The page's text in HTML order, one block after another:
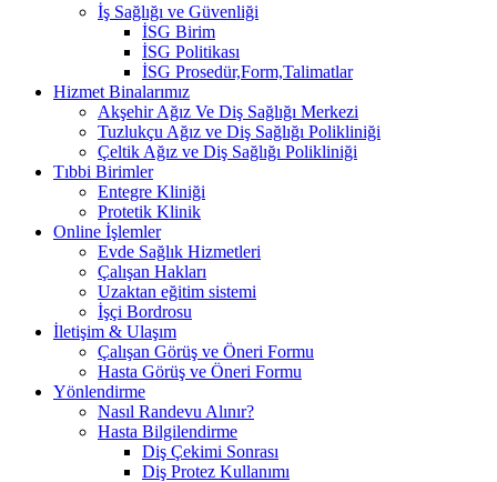
İş Sağlığı ve Güvenliği
İSG Birim
İSG Politikası
İSG Prosedür,Form,Talimatlar
Hizmet Binalarımız
Akşehir Ağız Ve Diş Sağlığı Merkezi
Tuzlukçu Ağız ve Diş Sağlığı Polikliniği
Çeltik Ağız ve Diş Sağlığı Polikliniği
Tıbbi Birimler
Entegre Kliniği
Protetik Klinik
Online İşlemler
Evde Sağlık Hizmetleri
Çalışan Hakları
Uzaktan eğitim sistemi
İşçi Bordrosu
İletişim & Ulaşım
Çalışan Görüş ve Öneri Formu
Hasta Görüş ve Öneri Formu
Yönlendirme
Nasıl Randevu Alınır?
Hasta Bilgilendirme
Diş Çekimi Sonrası
Diş Protez Kullanımı